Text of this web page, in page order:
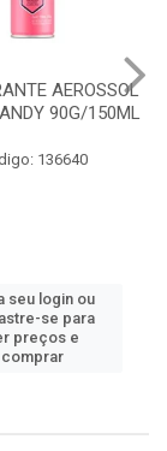
AEROSSOL
90G/150ML
136640
seu login ou
se para
preços e
comprar